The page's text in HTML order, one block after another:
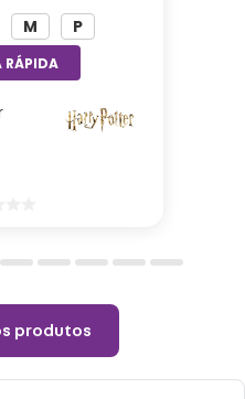
13cm| Largura:
Tecido: Poliéster
de uso:
e máquina
lavagem 40°.
M P
produtos